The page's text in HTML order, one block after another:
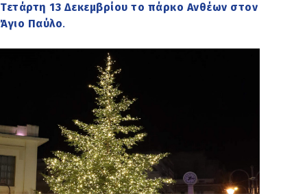
Τετάρτη 13 Δεκεμβρίου το πάρκο Ανθέων στον
Άγιο Παύλο.